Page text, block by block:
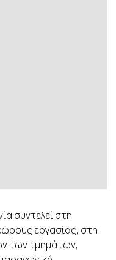
συντελεί στη
εργασίας, στη
των τμημάτων,